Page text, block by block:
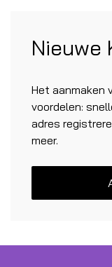
Nieuwe
Het aanmaken
voordelen:
adres
meer.